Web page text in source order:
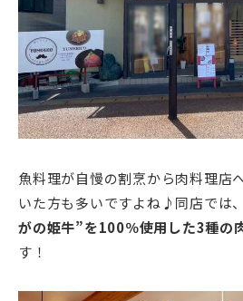
魚料理が自慢の割烹から肉料理店
いた方も多いですよね♪同店では、
がの姫牛”を100％使用した3種の
す！